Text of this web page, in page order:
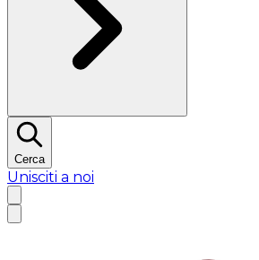
Cerca
Unisciti a noi